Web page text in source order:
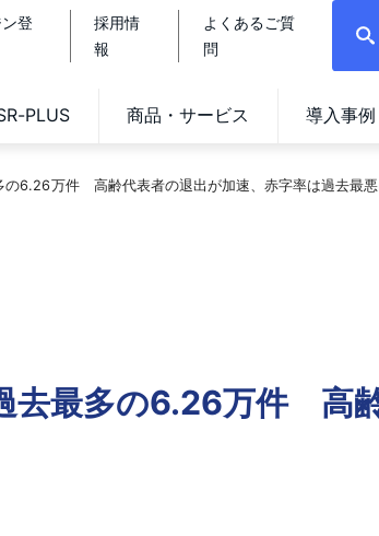
登
採用情
報
よくあるご質
問
PLUS 商品・サービス 導入事例
の6.26万件 高齢代表者の退出が加速、赤字率は過去最
去最多の6.26万件 高